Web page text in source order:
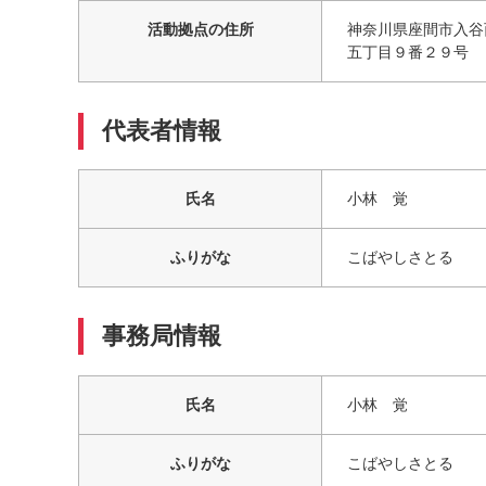
活動拠点の住所
神奈川県座間市入
五丁目９番２９号
代表者情報
氏名 小林 覚
ふりがな こばやしさとる
事務局情報
氏名 小林 覚
ふりがな こばやしさとる